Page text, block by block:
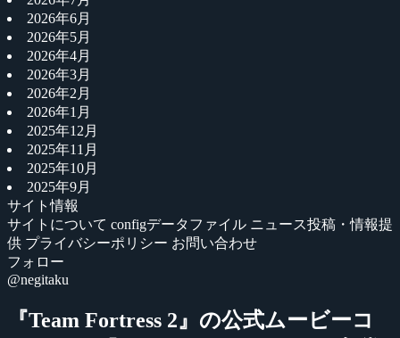
2026年6月
2026年5月
2026年4月
2026年3月
2026年2月
2026年1月
2025年12月
2025年11月
2025年10月
2025年9月
サイト情報
サイトについて configデータファイル ニュース投稿・情報提
供 プライバシーポリシー お問い合わせ
フォロー
@negitaku
『Team Fortress 2』の公式ムービーコ